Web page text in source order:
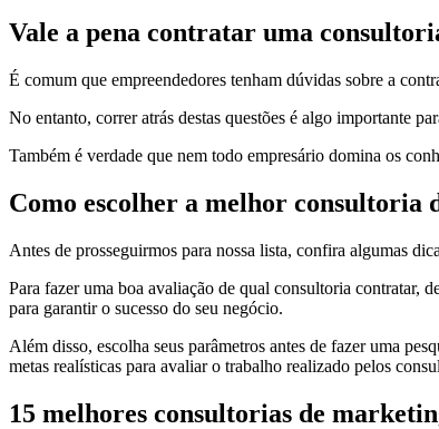
Vale a pena contratar uma
É comum que empreendedores tenham dúvidas sobre a
No entanto, correr atrás destas questões é algo importante
Também é verdade que nem todo empresário domina os
Como escolher a melhor consultoria
Antes de prosseguirmos para nossa lista, confira algumas
Para fazer uma boa avaliação de qual consultoria contratar,
para garantir o sucesso do seu negócio.
Além disso, escolha seus parâmetros antes de fazer uma
metas realísticas para avaliar o trabalho realizado pelos
15 melhores consultorias de